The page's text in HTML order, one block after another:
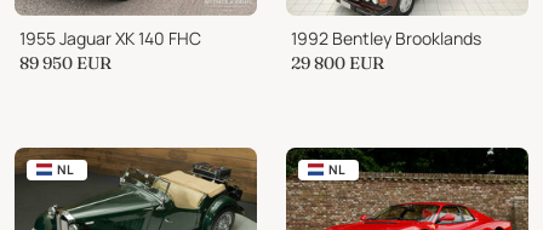
1955 Jaguar XK 140 FHC
89 950 EUR
1992 Bentley Brooklands
29 800 EUR
NL NL